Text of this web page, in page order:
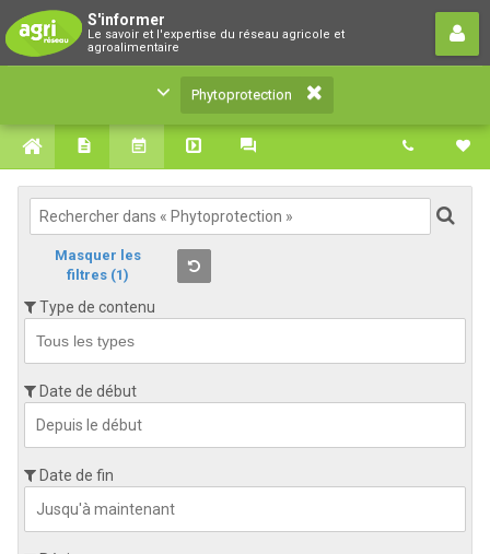
S'informer
Le savoir et l'expertise du réseau agricole et
agroalimentaire
Phytoprotection
Le savoir et l'expertise du réseau agricole et
agroalimentaire
Phytoprotection
Masquer les
filtres (1)
Type de contenu
Date de début
Date de fin